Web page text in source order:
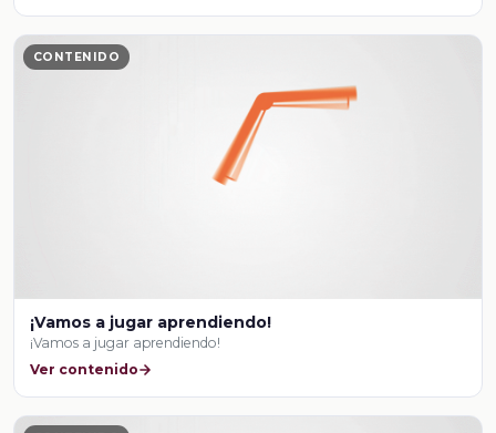
CONTENIDO
¡Vamos a jugar aprendiendo!
¡Vamos a jugar aprendiendo!
Ver contenido